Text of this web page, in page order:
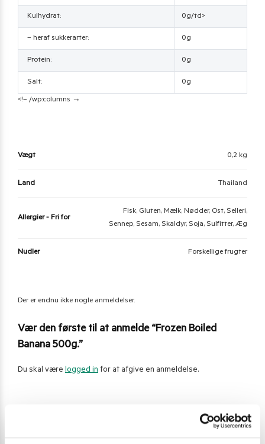
Kulhydrat: 0g/td>
– heraf sukkerarter: 0g
Protein: 0g
Salt: 0g
<!– /wp:columns →
Vægt 0,2 kg
Land Thailand
Allergier - Fri for
Fisk, Gluten, Mælk, Nødder, Ost, Selleri,
Sennep, Sesam, Skaldyr, Soja, Sulfitter, Æg
Nudler Forskellige frugter
Der er endnu ikke nogle anmeldelser.
Vær den første til at anmelde “Frozen Boiled
Banana 500g.”
Du skal være logged in for at afgive en anmeldelse.